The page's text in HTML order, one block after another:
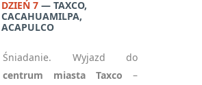
DZIEŃ 7
TAXCO,
CACAHUAMILPA,
ACAPULCO
Śniadanie. Wyjazd do
centrum miasta Taxco –